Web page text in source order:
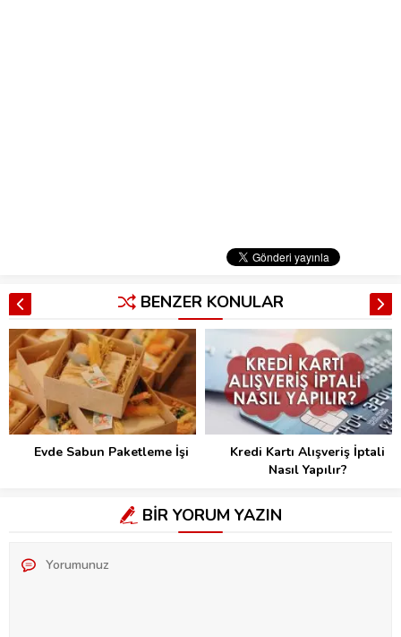
BENZER KONULAR
Evde Sabun Paketleme İşi
Kredi Kartı Alışveriş İptali
Nasıl Yapılır?
BİR YORUM YAZIN